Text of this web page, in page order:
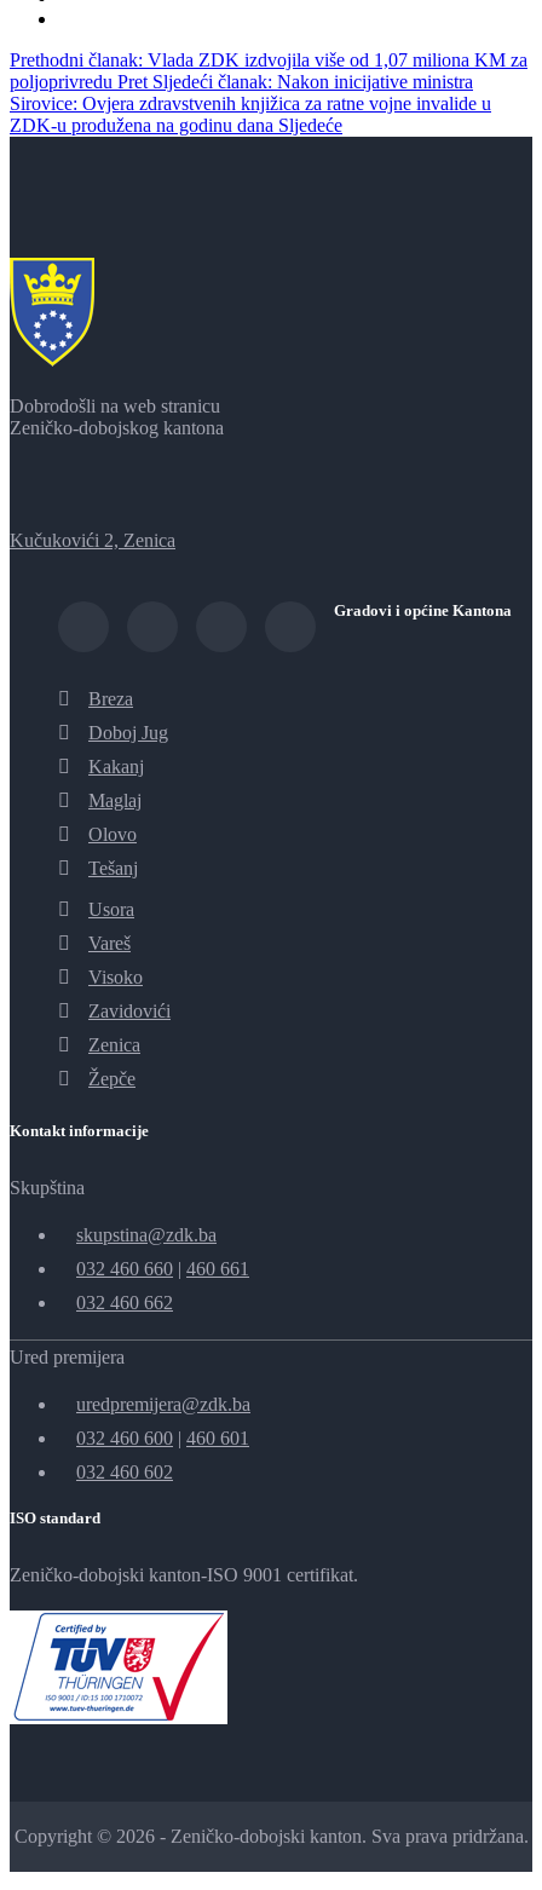
Prethodni članak: Vlada ZDK izdvojila više od 1,07 miliona KM za
poljoprivredu Pret Sljedeći članak: Nakon inicijative ministra
Sirovice: Ovjera zdravstvenih knjižica za ratne vojne invalide u
ZDK-u produžena na godinu dana Sljedeće
Dobrodošli na web stranicu
Zeničko-dobojskog kantona
Kučukovići 2, Zenica
Gradovi i općine Kantona
Breza
Doboj Jug
Kakanj
Maglaj
Olovo
Tešanj
Usora
Vareš
Visoko
Zavidovići
Zenica
Žepče
Kontakt informacije
Skupština
skupstina@zdk.ba
032 460 660 | 460 661
032 460 662
Ured premijera
uredpremijera@zdk.ba
032 460 600 | 460 601
032 460 602
ISO standard
Zeničko-dobojski kanton-ISO 9001 certifikat.
Copyright © 2026 - Zeničko-dobojski kanton. Sva prava pridržana.